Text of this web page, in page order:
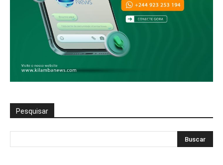
Pesquisar